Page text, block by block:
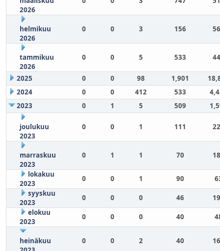
2026
helmikuu
2026
0 0 3 156
tammikuu
2026
0 0 5 533
2025 0 0 98 1,901
2024
0 0 412 533
2023
0 1 5 509
joulukuu
2023
0 0 1 111
marraskuu
2023
0 1 1 70
lokakuu
2023
0 0 1 90
syyskuu
2023
0 0 0 46
elokuu
2023
0 0 0 40
heinäkuu
0 0 2 40